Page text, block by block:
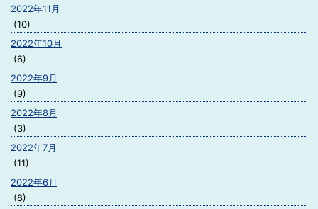
2022年11月
(10)
2022年10月
(6)
2022年9月
(9)
2022年8月
(3)
2022年7月
(11)
2022年6月
(8)